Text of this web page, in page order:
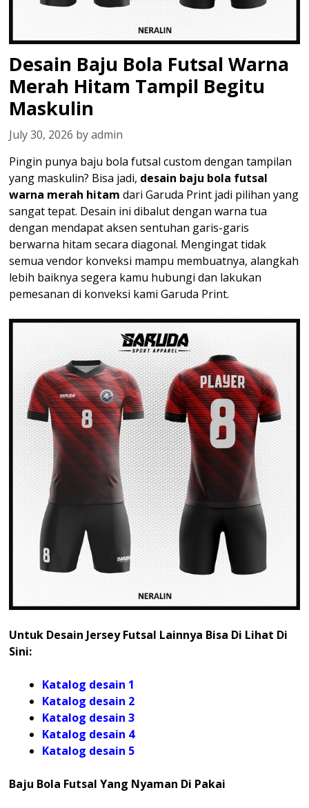
Desain Baju Bola Futsal Warna
Merah Hitam Tampil Begitu
Maskulin
July 30, 2026 byadmin
Pingin punya baju bola futsal custom dengan tampilan
yang maskulin? Bisa jadi, desain baju bola futsal
warna merah hitam dari Garuda Print jadi pilihan yang
sangat tepat. Desain ini dibalut dengan warna tua
dengan mendapat aksen sentuhan garis-garis
berwarna hitam secara diagonal. Mengingat tidak
semua vendor konveksi mampu membuatnya, alangkah
lebih baiknya segera kamu hubungi dan lakukan
pemesanan di konveksi kami Garuda Print.
Untuk Desain Jersey Futsal Lainnya Bisa Di Lihat Di
Sini:
Katalog desain 1
Katalog desain 2
Katalog desain 3
Katalog desain 4
Katalog desain 5
Baju Bola Futsal Yang Nyaman Di Pakai